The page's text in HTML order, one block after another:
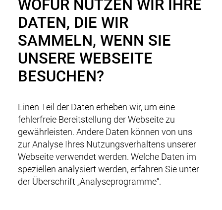
WOFÜR NUTZEN WIR IHRE
DATEN, DIE WIR
SAMMELN, WENN SIE
UNSERE WEBSEITE
BESUCHEN?
Einen Teil der Daten erheben wir, um eine
fehlerfreie Bereitstellung der Webseite zu
gewährleisten. Andere Daten können von uns
zur Analyse Ihres Nutzungsverhaltens unserer
Webseite verwendet werden. Welche Daten im
speziellen analysiert werden, erfahren Sie unter
der Überschrift „Analyseprogramme“.